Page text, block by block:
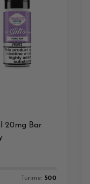
20mg Bar
Turime: 500